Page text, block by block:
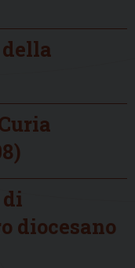
diocesano